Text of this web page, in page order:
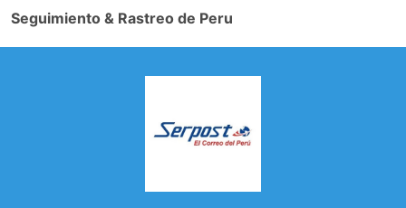
Seguimiento & Rastreo de Peru